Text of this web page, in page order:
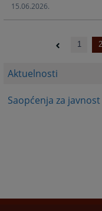
Aktuelnosti
Saopćenja za javnost
15.06.2026.
1 2